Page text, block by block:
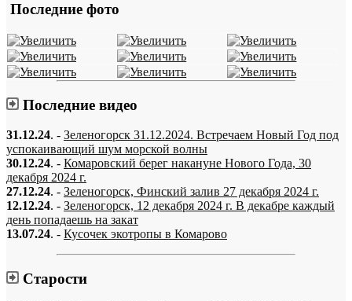
Последние фото
Последние видео
31.12.24. - Зеленогорск 31.12.2024. Встречаем Новый Год под
успокаивающий шум морской волны
30.12.24. - Комаровский берег накануне Нового Года, 30
декабря 2024 г.
27.12.24. - Зеленогорск, Финский залив 27 декабря 2024 г.
12.12.24. - Зеленогорск, 12 декабря 2024 г. В декабре каждый
день попадаешь на закат
13.07.24. - Кусочек экотропы в Комарово
Старости